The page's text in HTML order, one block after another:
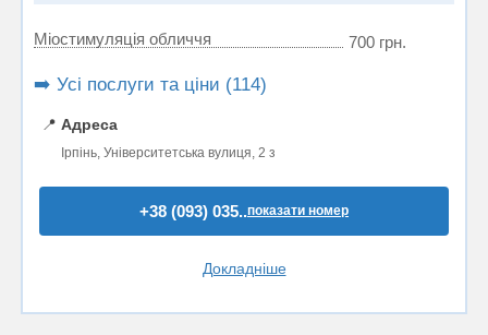
Міостимуляція обличчя 700 грн.
➡️ Усі послуги та ціни (114)
📍 Адреса
Ірпінь, Університетська вулиця, 2 з
+38 (093) 035..показати номер
Докладніше